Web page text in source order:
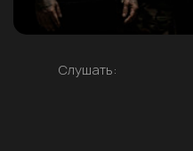
Слушать: